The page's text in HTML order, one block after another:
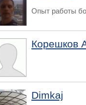
Опыт работы
Корешков
Dimkaj